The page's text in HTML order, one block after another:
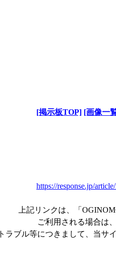
[掲示板TOP] [画像一
https://response.jp/
上記リンクは、「
ご利用される場合は
トラブル等につきまして、当サ